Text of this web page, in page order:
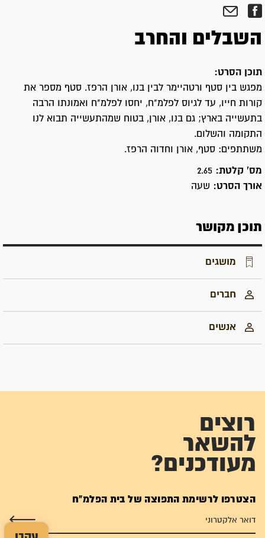
השבלים והחרב
תוכן הסרט:
מפגש בין סטף ורטהיימר לבין בנו, אורן הרפז. סטף מספר את
קורות חייו, עד לגיוס לפלמ"ח, יחסו לפלמ"ח ואמונתו הרבה
בתעשייה בארץ; גם בנו, אורן, בטוח שמהתעשייה תבוא לנו
התקומה והשלום.
משתתפים: סטף, אורן וחדוה הרפז.
מס' קלטת:
אורך הסרט: שעה
תוכן מקושר
מושגים
חברים
אנשים
רוצים
להשאר
מעודכנים?
הצטרפו לרשימת התפוצה של בית הפלמ"ח